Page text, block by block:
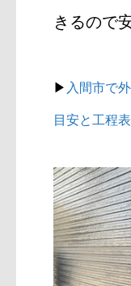
きるので
▶ 入間市で
目安と工程表